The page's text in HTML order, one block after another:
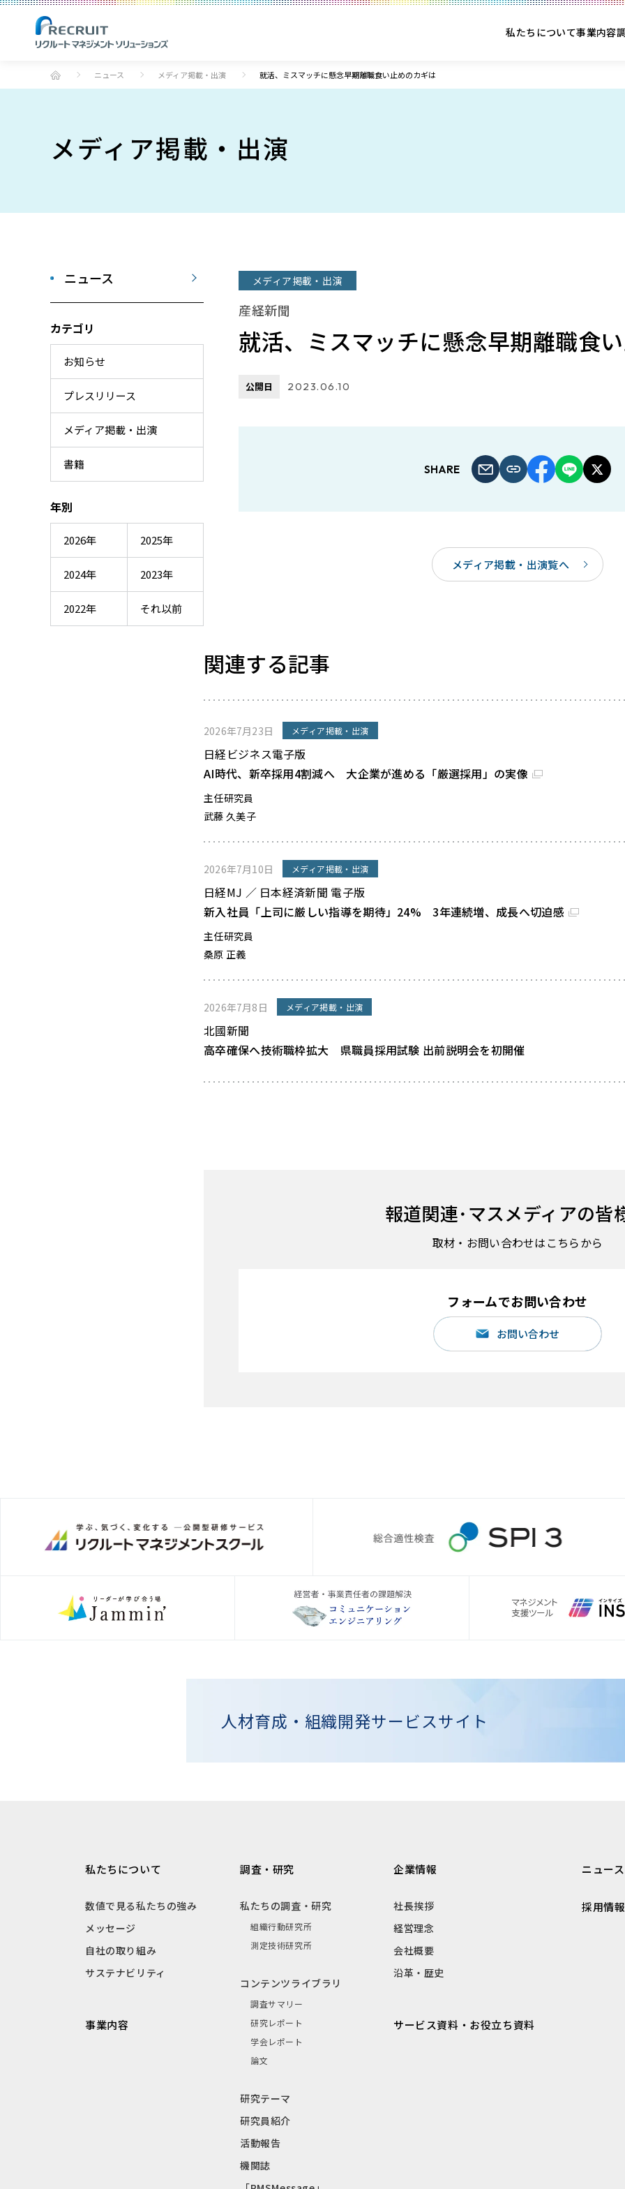
私たちについて事業内容
ニュース メディア掲載・出演 就活、ミスマッチに懸念早期離職食い止めのカギは
メディア掲載・出演
ニュース
カテゴリ
お知らせ
プレスリリース
メディア掲載・出演
書籍
年別
2026年 2025年
2024年 2023年
2022年 それ以前
メディア掲載・出演
産経新聞
就活、ミスマッチに懸念早期離職食
公開日 2023.06.10
SHARE
メディア掲載・出演覧へ
関連する記事
2026年7月23日 メディア掲載・出演
日経ビジネス電子版
AI時代、新卒採用4割減へ 大企業が進める「厳選採用」の実像
主任研究員
武藤 久美子
2026年7月10日 メディア掲載・出演
日経MJ ／ 日本経済新聞 電子版
新入社員「上司に厳しい指導を期待」24% 3年連続増、成長へ切迫感
主任研究員
桑原 正義
2026年7月8日 メディア掲載・出演
北國新聞
高卒確保へ技術職枠拡大 県職員採用試験 出前説明会を初開催
報道関連･マスメディアの皆
取材・お問い合わせはこちらから
フォームでお問い合わせ
お問い合わせ
人材育成・組織開発サービスサイト
私たちについて
数値で見る私たちの強み
メッセージ
自社の取り組み
サステナビリティ
事業内容
調査・研究
私たちの調査・研究
組織行動研究所
測定技術研究所
コンテンツライブラリ
調査サマリー
研究レポート
学会レポート
論文
研究テーマ
研究員紹介
活動報告
機関誌
企業情報
社長挨拶
経営理念
会社概要
沿革・歴史
サービス資料・お役立ち資料
ニュース
採用情報